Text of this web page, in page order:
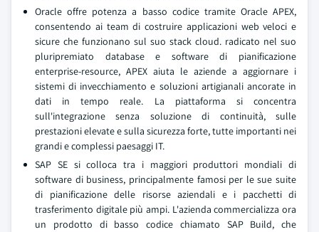
Oracle offre potenza a basso codice tramite Oracle APEX,
consentendo ai team di costruire applicazioni web veloci e
sicure che funzionano sul suo stack cloud. radicato nel suo
pluripremiato database e software di pianificazione
enterprise-resource, APEX aiuta le aziende a aggiornare i
sistemi di invecchiamento e soluzioni artigianali ancorate in
dati in tempo reale. La piattaforma si concentra
sull'integrazione senza soluzione di continuità, sulle
prestazioni elevate e sulla sicurezza forte, tutte importanti nei
grandi e complessi paesaggi IT.
SAP SE si colloca tra i maggiori produttori mondiali di
software di business, principalmente famosi per le sue suite
di pianificazione delle risorse aziendali e i pacchetti di
trasferimento digitale più ampi. L'azienda commercializza ora
un prodotto di basso codice chiamato SAP Build, che